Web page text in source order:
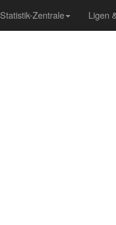
Statistik-Zentrale Ligen